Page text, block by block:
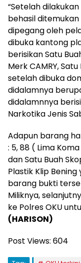
“Setelah
behasil
dipegang oleh
dibuka kantong
berisikan Satu
Merk CAMRY,
setelah dibuka
didalamnya
didalamnnya
Narkotika Jenis
Adapun barang
: 5, 88 ( Lima
dan Satu Buah
Plastik Klip
barang bukti
Miliknya,
ke Polres OKU
(HARISON)
Post Views: 604